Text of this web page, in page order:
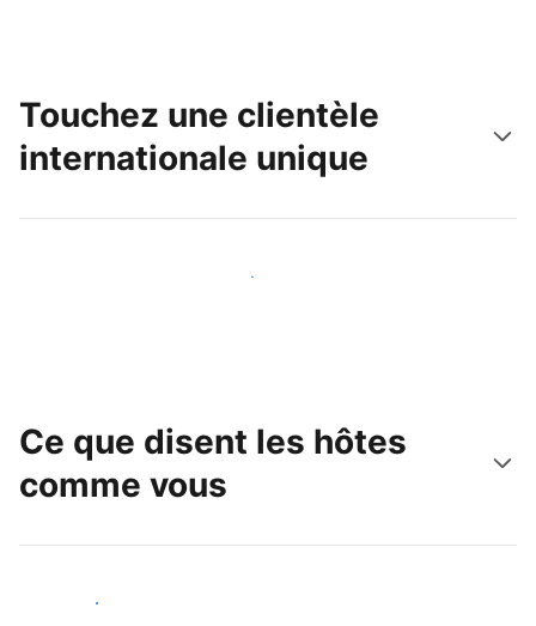
Touchez une clientèle
internationale unique
Touchez une nouvelle clientèle dès aujourd'hui
Ce que disent les hôtes
comme vous
Devenir hôte